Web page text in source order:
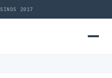
SINDS 2017